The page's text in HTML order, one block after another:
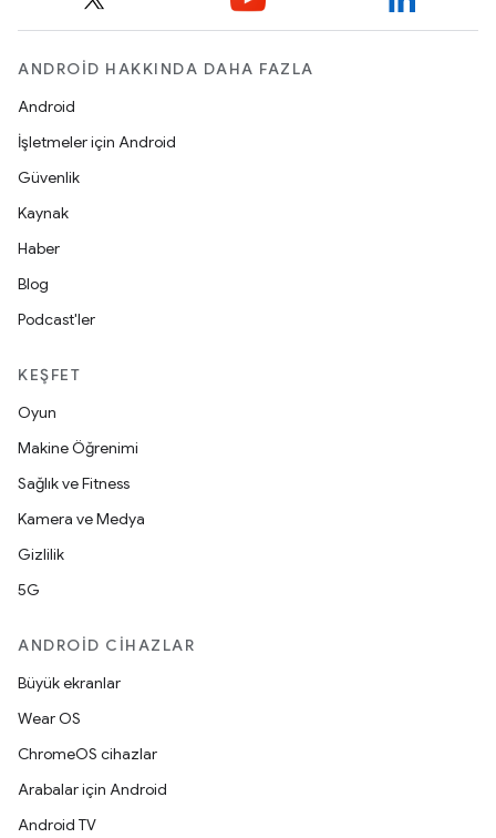
ANDROID HAKKINDA DAHA FAZLA
Android
İşletmeler için Android
Güvenlik
Kaynak
Haber
Blog
Podcast'ler
KEŞFET
Oyun
Makine Öğrenimi
Sağlık ve Fitness
Kamera ve Medya
Gizlilik
5G
ANDROID CIHAZLAR
Büyük ekranlar
Wear OS
ChromeOS cihazlar
Arabalar için Android
Android TV